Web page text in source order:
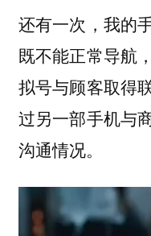
还有一次，我的
既不能正常导航
拟号与顾客取得
过另一部手机与
沟通情况。